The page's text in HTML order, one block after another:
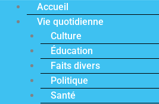
Accueil
Vie quotidienne
Culture
Éducation
Faits divers
Politique
Santé